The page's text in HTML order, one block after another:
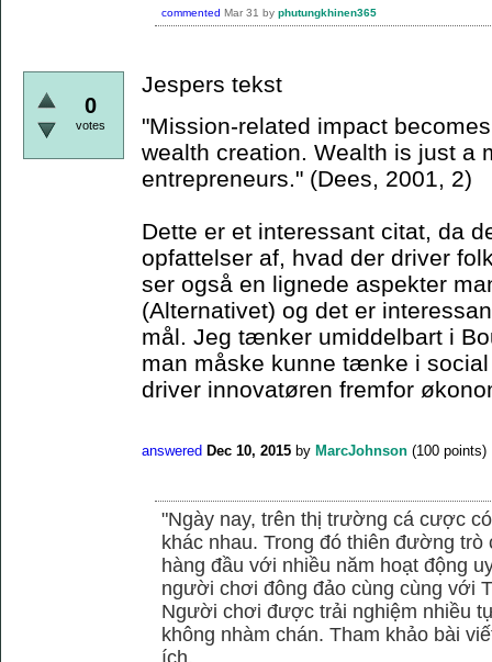
commented Mar 31 by phutungkhinen365
0
votes
Jespers tekst
"Mission-related impact
wealth creation. Wealth is just a
entrepreneurs." (Dees, 2001, 2)
Dette er et interessant citat, da
opfattelser af, hvad der driver
ser også en lignede aspekter
(Alternativet) og det er
mål. Jeg tænker umiddelbart i
man måske kunne tænke i
driver innovatøren fremfor
answered Dec 10, 2015 by MarcJohnson (100 points)
"Ngày nay, trên thị trường cá cược
khác nhau. Trong đó thiên đường
hàng đầu với nhiều năm hoạt động
người chơi đông đảo cùng cùng với
Người chơi được trải nghiệm nhiều
không nhàm chán. Tham khảo bài
ích.